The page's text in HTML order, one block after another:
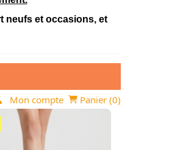
neufs et occasions, et
Mon compte Panier (0)